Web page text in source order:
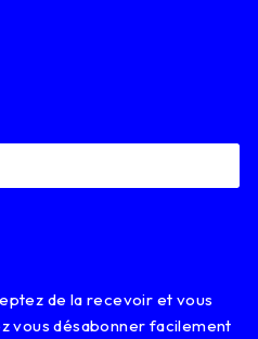
de la recevoir et vous
vous désabonner facilement